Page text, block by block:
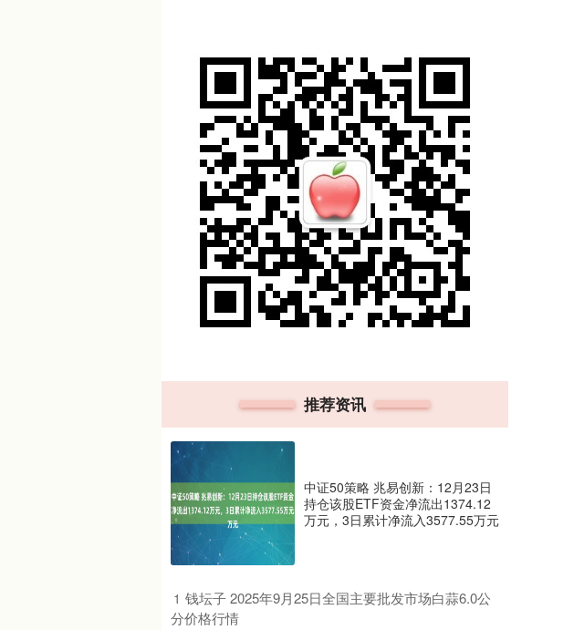
推荐资讯
中证50策略 兆易创新：12月23日
持仓该股ETF资金净流出1374.12
万元，3日累计净流入3577.55万元
1 ​钱坛子 2025年9月25日全国主要批发市场白蒜6.0公
分价格行情